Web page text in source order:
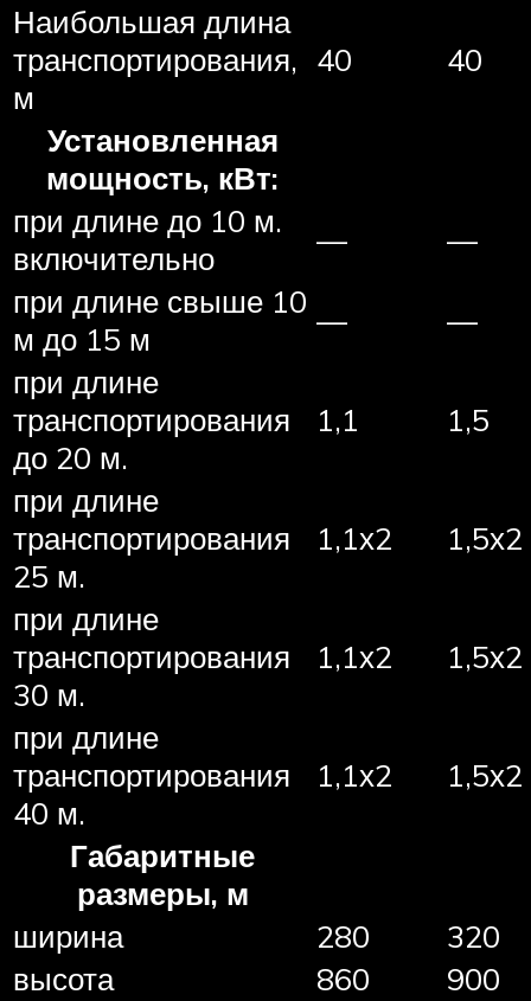
Наибольшая длина
транспортирования,
м
40 40
Установленная
мощность, кВт:
при длине до 10 м.
включительно
—
—
при длине свыше 10
м до 15 м
—
—
при длине
транспортирования
до 20 м.
1,1 1,5
при длине
транспортирования
25 м.
1,1х2 1,5х2
при длине
транспортирования
30 м.
1,1х2 1,5х2
при длине
транспортирования
40 м.
1,1х2 1,5х2
Габаритные
размеры, м
ширина
280
320
высота
860
900